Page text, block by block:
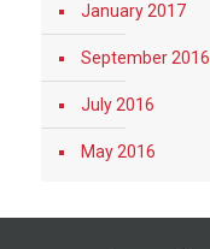
January 2017
September 2016
July 2016
May 2016